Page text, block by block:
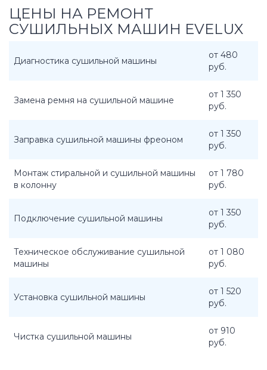
ЦЕНЫ НА РЕМОНТ
СУШИЛЬНЫХ МАШИН EVELUX
Диагностика сушильной машины
от 480
руб.
Замена ремня на сушильной машине
от 1 350
руб.
Заправка сушильной машины фреоном
от 1 350
руб.
Монтаж стиральной и сушильной машины
в колонну
от 1 780
руб.
Подключение сушильной машины
от 1 350
руб.
Техническое обслуживание сушильной
машины
от 1 080
руб.
Установка сушильной машины
от 1 520
руб.
Чистка сушильной машины
от 910
руб.